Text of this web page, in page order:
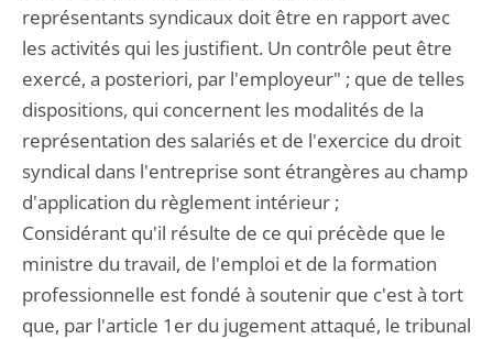
représentants syndicaux doit être en rapport avec
les activités qui les justifient. Un contrôle peut être
exercé, a posteriori, par l'employeur" ; que de telles
dispositions, qui concernent les modalités de la
représentation des salariés et de l'exercice du droit
syndical dans l'entreprise sont étrangères au champ
d'application du règlement intérieur ;
Considérant qu'il résulte de ce qui précède que le
ministre du travail, de l'emploi et de la formation
professionnelle est fondé à soutenir que c'est à tort
que, par l'article 1er du jugement attaqué, le tribunal